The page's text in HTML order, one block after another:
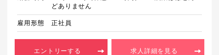
どありません
雇用形態 正社員
エントリーする 求人詳細を見る